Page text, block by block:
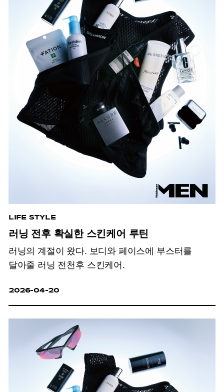
LIFE STYLE
러닝 전후 확실한 스킨케어 루틴
러닝의 계절이 왔다. 보디와 페이스에 부스터를
달아줄 러닝 전천후 스킨케어.
2026-04-20